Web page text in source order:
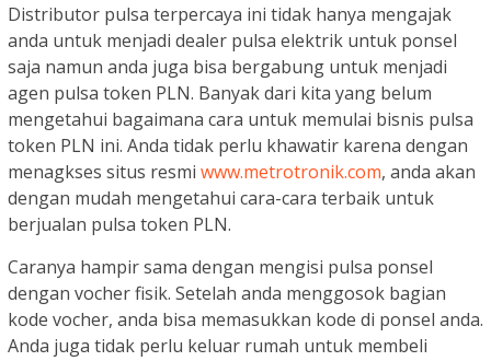
Distributor pulsa terpercaya ini tidak hanya mengajak
anda untuk menjadi dealer pulsa elektrik untuk ponsel
saja namun anda juga bisa bergabung untuk menjadi
agen pulsa token PLN. Banyak dari kita yang belum
mengetahui bagaimana cara untuk memulai bisnis pulsa
token PLN ini. Anda tidak perlu khawatir karena dengan
menagkses situs resmi www.metrotronik.com, anda akan
dengan mudah mengetahui cara-cara terbaik untuk
berjualan pulsa token PLN.
Caranya hampir sama dengan mengisi pulsa ponsel
dengan vocher fisik. Setelah anda menggosok bagian
kode vocher, anda bisa memasukkan kode di ponsel anda.
Anda juga tidak perlu keluar rumah untuk membeli